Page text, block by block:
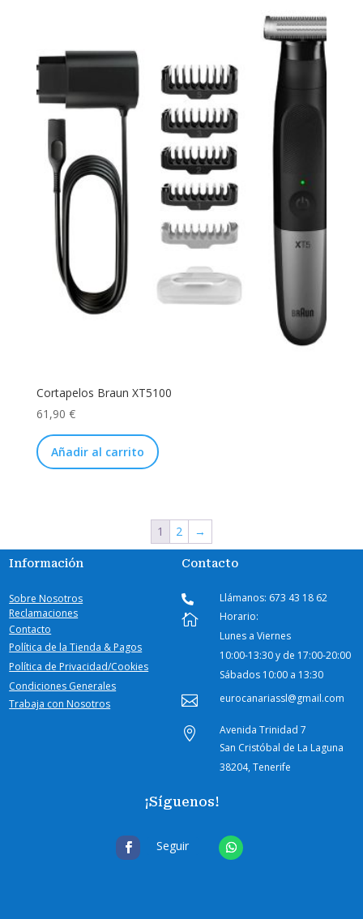
Cortapelos Braun XT5100
61,90 €
Añadir al carrito
1 2 →
Información
Sobre Nosotros
Reclamaciones
Contacto
Política de la Tienda & Pagos
Política de Privacidad/Cookies
Condiciones Generales
Trabaja con Nosotros
Contacto
 Llámanos: 673 43 18 62

Horario:
Lunes a Viernes
10:00-13:30 y de 17:00-20:00
Sábados 10:00 a 13:30
 eurocanariassl@gmail.com

Avenida Trinidad 7
San Cristóbal de La Laguna
38204, Tenerife
¡Síguenos!
Seguir